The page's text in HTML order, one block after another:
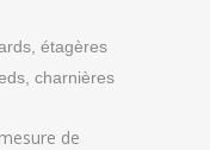
étagères
charnières
de